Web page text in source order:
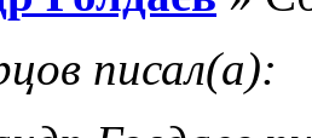
писал(а):